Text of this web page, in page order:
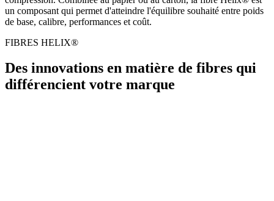
un composant qui permet d'atteindre l'équilibre souhaité entre poids
de base, calibre, performances et coût.
FIBRES HELIX®
Des innovations en matière de fibres qui
différencient votre marque